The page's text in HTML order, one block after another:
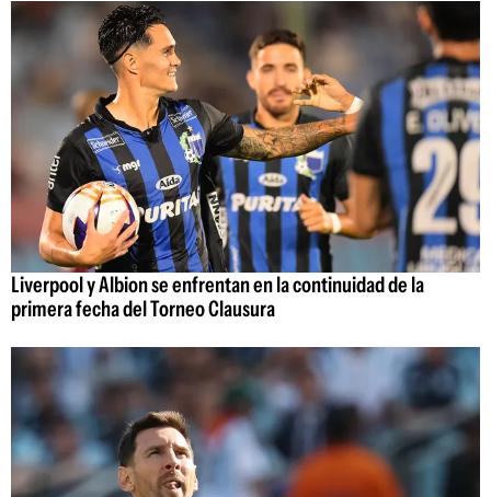
Liverpool y Albion se enfrentan en la continuidad de la
primera fecha del Torneo Clausura